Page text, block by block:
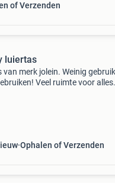
of Verzenden
luiertas
van merk jolein. Weinig
Veel ruimte voor alles.
Ophalen of Verzenden